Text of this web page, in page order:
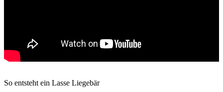
So entsteht ein Lasse Liegebär